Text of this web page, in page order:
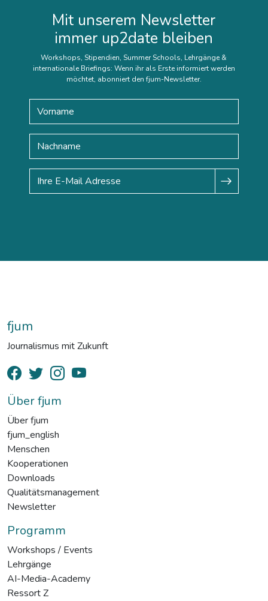
Mit unserem Newsletter
immer up2date bleiben
Workshops, Stipendien, Summer Schools, Lehrgänge &
internationale Briefings: Wenn ihr als Erste informiert werden
möchtet, abonniert den fjum-Newsletter.
fjum
Journalismus mit Zukunft
Über fjum
Über fjum
fjum_english
Menschen
Kooperationen
Downloads
Qualitätsmanagement
Newsletter
Programm
Workshops / Events
Lehrgänge
AI-Media-Academy
Ressort Z